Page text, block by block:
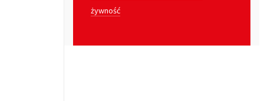
żywność